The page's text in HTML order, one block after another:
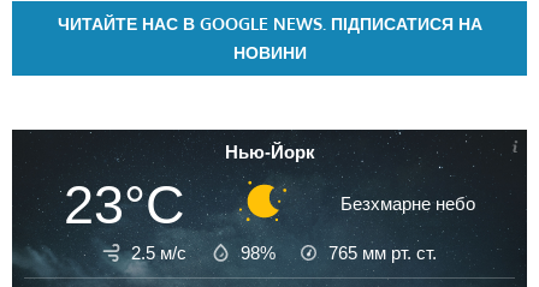
ЧИТАЙТЕ НАС В GOOGLE NEWS. ПІДПИСАТИСЯ НА
НОВИНИ
Нью-Йорк
23°C Безхмарне небо
2.5 м/с 98% 765 мм рт. ст.